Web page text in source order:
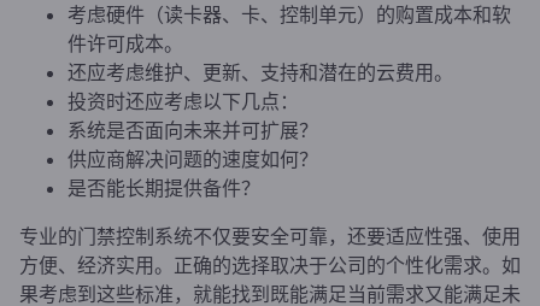
考虑硬件（读卡器、卡、控制单元）的购置成本和软
件许可成本。
还应考虑维护、更新、支持和潜在的云费用。
投资时还应考虑以下几点：
系统是否面向未来并可扩展？
供应商解决问题的速度如何？
是否能长期提供备件？
专业的门禁控制系统不仅要安全可靠，还要适应性强、使用
方便、经济实用。正确的选择取决于公司的个性化需求。如
果考虑到这些标准，就能找到既能满足当前需求又能满足未